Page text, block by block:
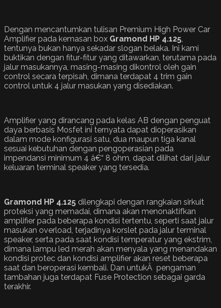
Dengan mencantumkan tulisan Premium High Power Car
Amplifier pada kemasan box Gramond HP 4.125
tentunya bukan hanya sekadar slogan belaka. Ini kami
buktikan dengan fitur-fitur yang ditawarkan, terutama pada
jalur masukannya, masing-masing dikontrol oleh gain
control secara terpisah, dimana terdapat 4 trim gain
control untuk 4 jalur masukan yang disediakan.
Amplifier yang dirancang pada kelas AB dengan penguat
daya berbasis Mosfet ini ternyata dapat dioperasikan
dalam mode konfigurasi satu, dua maupun tiga kanal
sesuai kebutuhan dengan pengoperasian pada
impendansi minimum 4 â€“ 8 ohm, dapat dilihat dari jalur
keluaran terminal speaker yang tersedia.
Gramond HP 4.125 dilengkapi dengan rangkaian sirkuit
proteksi yang memadai, dimana akan menonaktifkan
amplifier pada beberapa kondisi tertentu, seperti saat jalur
masukan overload, terjadinya korslet pada jalur terminal
speaker, serta pada saat kondisi temperatur yang ekstrim,
dimana lampu led merah akan menyala yang menandakan
kondisi protec dan kondisi amplifier akan reset beberapa
saat dan beroperasi kembali. Dan untukÂ pengaman
tambahan juga terdapat Fuse Protection sebagai garda
terakhir.